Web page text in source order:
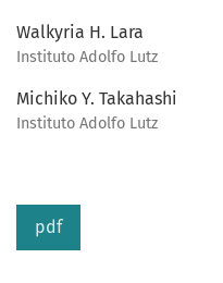
Walkyria H. Lara
Instituto Adolfo Lutz
Michiko Y. Takahashi
Instituto Adolfo Lutz
pdf